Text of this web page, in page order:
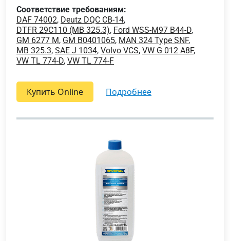
Соответствие требованиям:
DAF 74002, Deutz DQC CB-14,
DTFR 29C110 (MB 325.3), Ford WSS-M97 B44-D,
GM 6277 M, GM B0401065, MAN 324 Type SNF,
MB 325.3, SAE J 1034, Volvo VCS, VW G 012 A8F,
VW TL 774-D, VW TL 774-F
Купить Online подробнее